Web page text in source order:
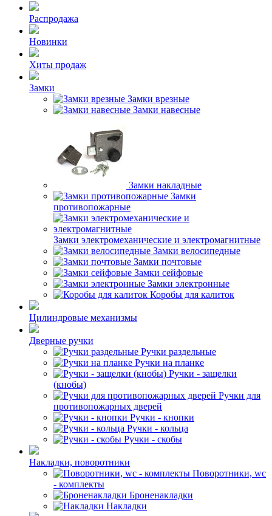
Распродажа
Новинки
Хиты продаж
Замки
Замки врезные
Замки навесные
Замки накладные
Замки
противопожарные
Замки электромеханические и электромагнитные
Замки велосипедные
Замки почтовые
Замки сейфовые
Замки электронные
Коробы для калиток
Цилиндровые механизмы
Дверные ручки
Ручки раздельные
Ручки на планке
Ручки - защелки
(кнобы)
Ручки для
противопожарных дверей
Ручки - кнопки
Ручки - кольца
Ручки - скобы
Накладки, поворотники
Поворотники, wc
- комплекты
Броненакладки
Накладки